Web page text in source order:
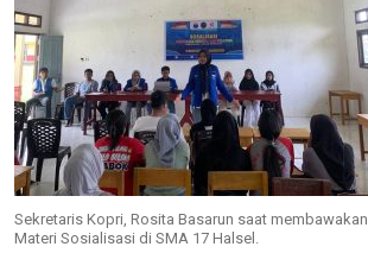
Sekretaris Kopri, Rosita Basarun saat membawakan
Materi Sosialisasi di SMA 17 Halsel.